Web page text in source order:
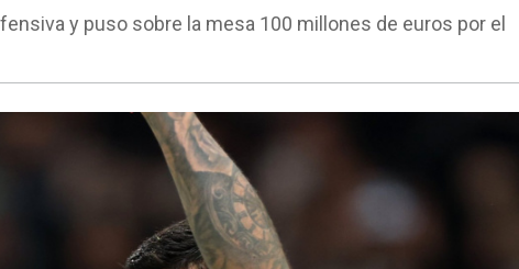
y puso sobre la mesa 100 millones de euros por el